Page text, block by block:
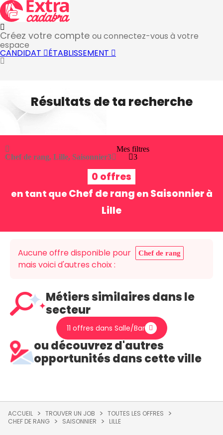
Créez votre compte ou connectez-vous à votre
espace
CANDIDAT ÉTABLISSEMENT
Résultats de ta recherche
Chef de rang, Lille, Saisonnier3
Mes filtres
3
0 offres
en tant que Chef de rang en Saisonnier à
Lille
Aucune offre disponible pour Chef de rang
mais voici d'autres choix :
Métiers similaires dans le
secteur
11 offres dans Salle/Bar
ou découvrez d'autres
opportunités dans cette ville
ACCUEIL TROUVER UN JOB
TOUTES LES OFFRES
CHEF DE RANG
SAISONNIER LILLE